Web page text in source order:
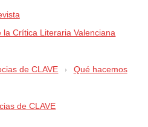
Crítica Literaria Valenciana
de CLAVE
Qué hacemos
de CLAVE